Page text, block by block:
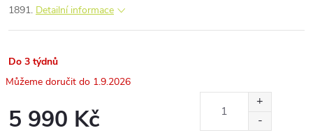
1891. Detailní informace
Do 3 týdnů
1.9.2026
5 990 Kč